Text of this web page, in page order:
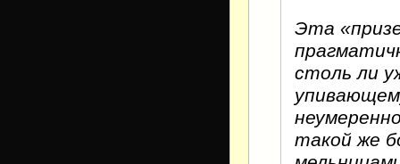
Эта
столь ли
такой же